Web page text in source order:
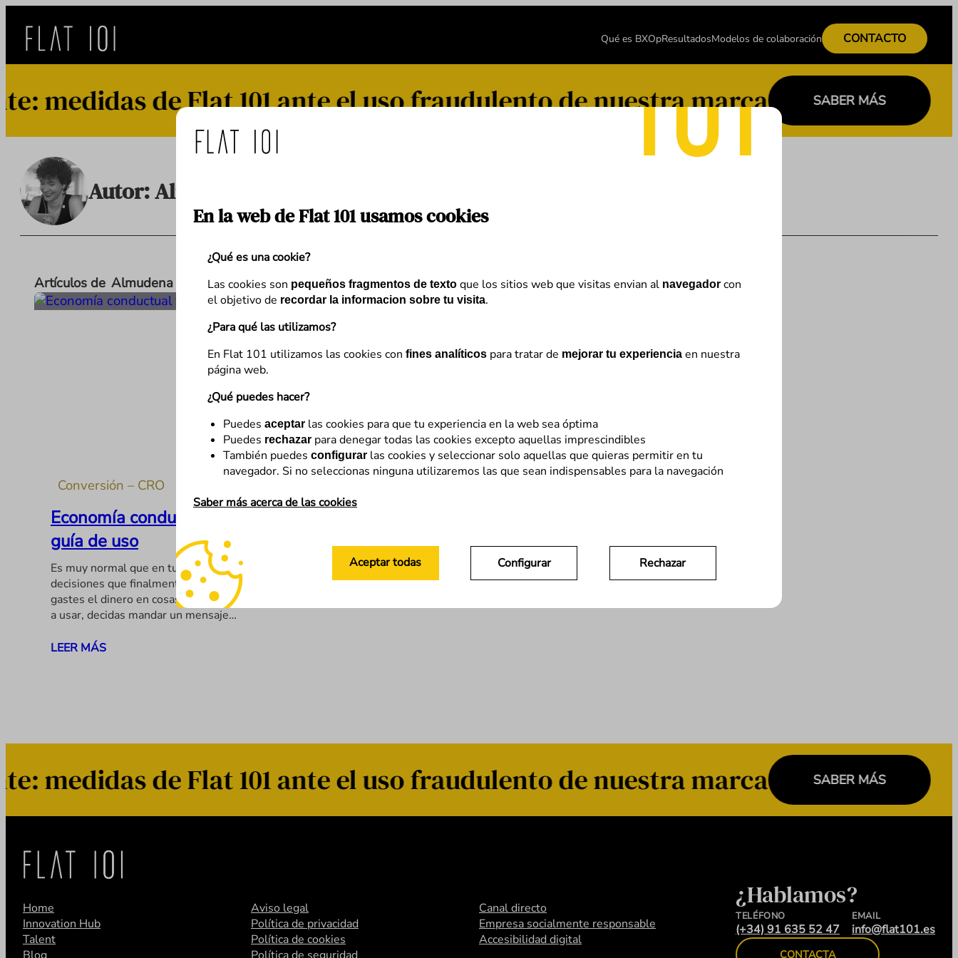
En la web de Flat 101 usamos cookies
¿Qué es una cookie?
Las cookies son pequeños fragmentos de texto que los sitios web que visitas envian al navegador con
el objetivo de recordar la informacion sobre tu visita.
¿Para qué las utilizamos?
En Flat 101 utilizamos las cookies con fines analíticos para tratar de mejorar tu experiencia en nuestra
página web.
¿Qué puedes hacer?
Puedes aceptar las cookies para que tu experiencia en la web sea óptima
Puedes rechazar para denegar todas las cookies excepto aquellas imprescindibles
También puedes configurar las cookies y seleccionar solo aquellas que quieras permitir en tu
navegador. Si no seleccionas ninguna utilizaremos las que sean indispensables para la navegación
Saber más acerca de las cookies
Configurar Rechazar
Aceptar todas
contenido
Qué es BXOpResultadosModelos de colaboración CONTACTO
medidas de Flat 101 ante el uso fraudulento de nuestra marca SABER MÁS
Autor:Almudena López
Artículos de Almudena López
Conversión – CRO
Economía conductual y CRO, una
guía de uso
Es muy normal que en tu vida cotidiana tomes
decisiones que finalmente no te benefician, te
gastes el dinero en cosas que finalmente no llegas
a usar, decidas mandar un mensaje…
LEER MÁS
medidas de Flat 101 ante el uso fraudulento de nuestra marca SABER MÁS
Home
Innovation Hub
Talent
Aviso legal
Política de privacidad
Política de cookies
Canal directo
Empresa socialmente responsable
Accesibilidad digital
¿Hablamos?
TELÉFONO
(+34) 91 635 52 47
EMAIL
info@flat101.es
CONTACTA